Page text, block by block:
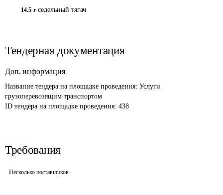
14.5 т седельный тягач
Тендерная документация
Доп. информация
Название тендера на площадке проведения: Услуги
грузоперевозящим транспортом
ID тендера на площадке проведения: 438
Требования
Несколько поставщиков